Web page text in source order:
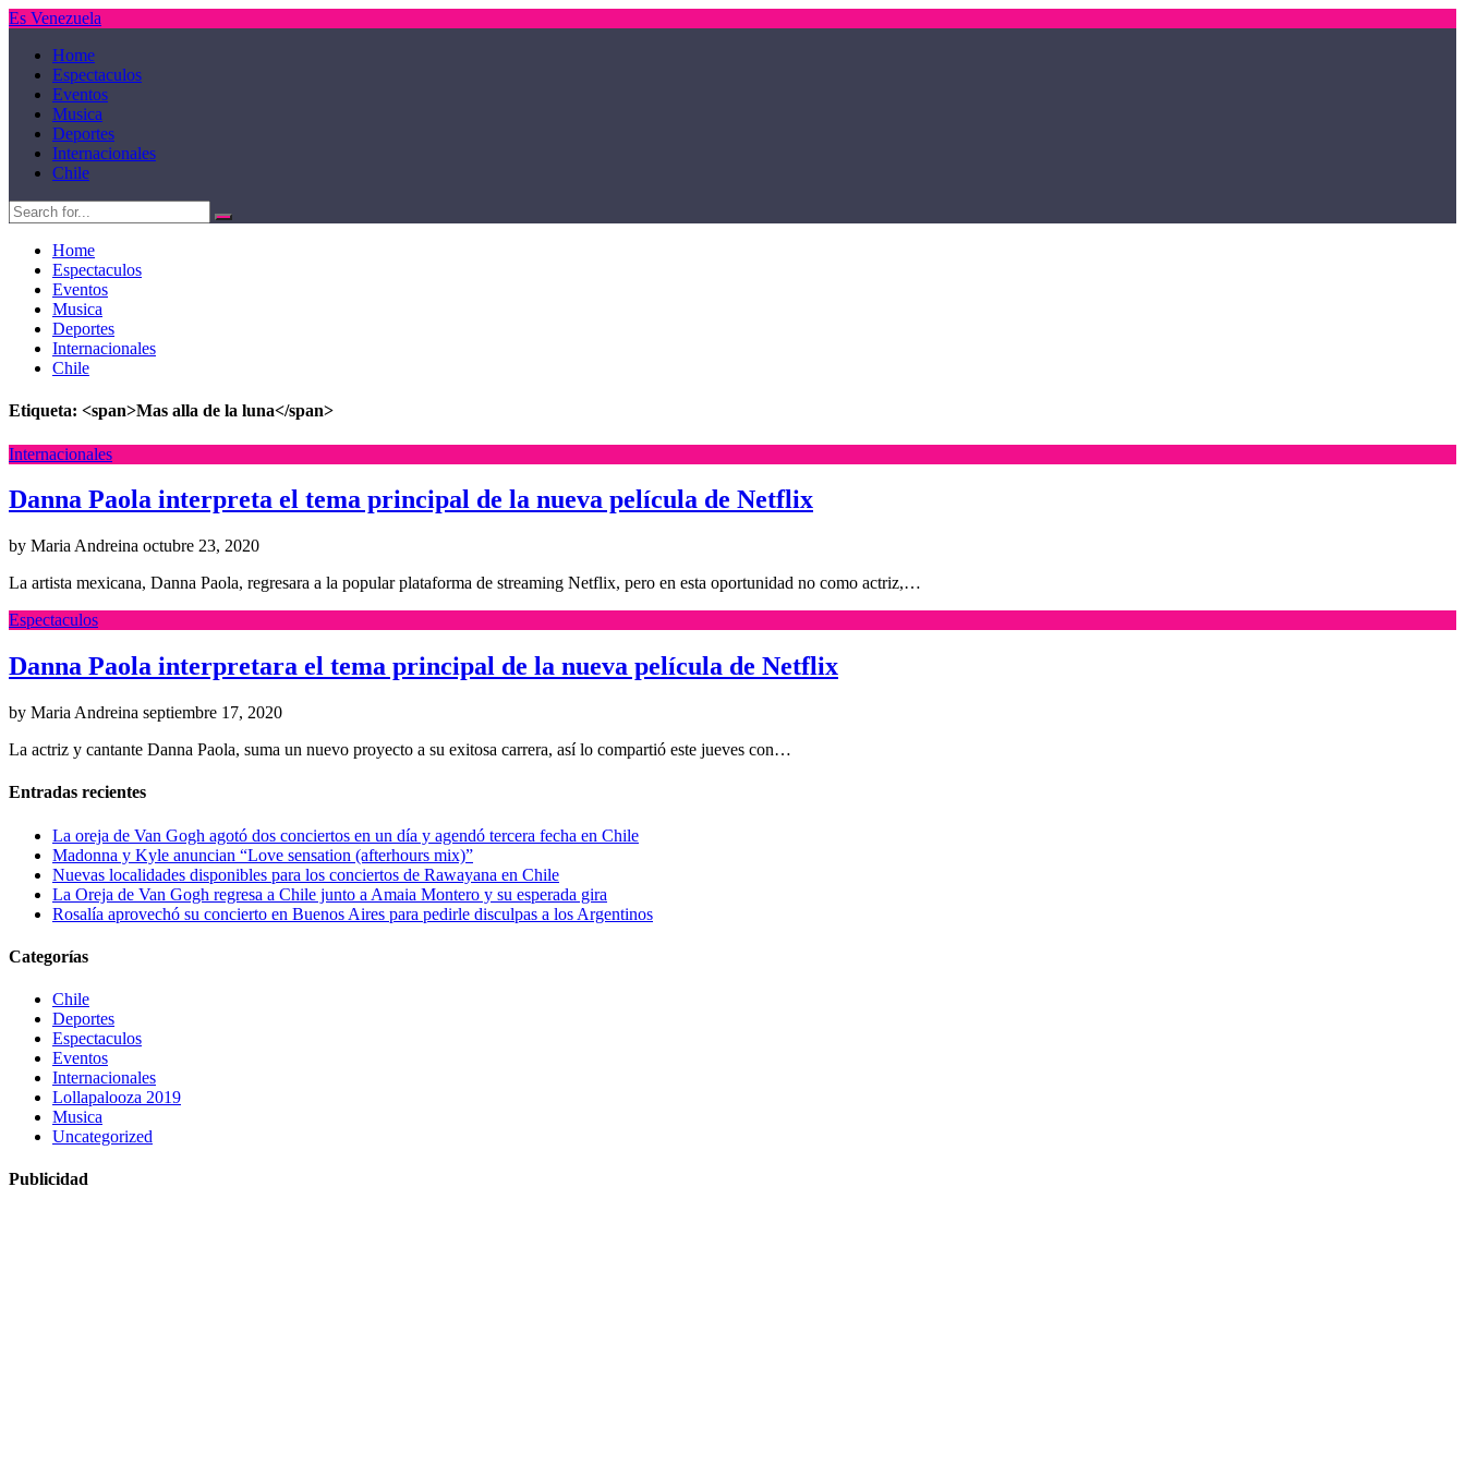
Es Venezuela
Home
Espectaculos
Eventos
Musica
Deportes
Internacionales
Chile
Home
Espectaculos
Eventos
Musica
Deportes
Internacionales
Chile
Etiqueta: <span>Mas alla de la luna</span>
Internacionales
Danna Paola interpreta el tema principal de la nueva película de Netflix
by Maria Andreina octubre 23, 2020
La artista mexicana, Danna Paola, regresara a la popular plataforma de streaming Netflix, pero en esta oportunidad no como actriz,…
Espectaculos
Danna Paola interpretara el tema principal de la nueva película de Netflix
by Maria Andreina septiembre 17, 2020
La actriz y cantante Danna Paola, suma un nuevo proyecto a su exitosa carrera, así lo compartió este jueves con…
Entradas recientes
La oreja de Van Gogh agotó dos conciertos en un día y agendó tercera fecha en Chile
Madonna y Kyle anuncian “Love sensation (afterhours mix)”
Nuevas localidades disponibles para los conciertos de Rawayana en Chile
La Oreja de Van Gogh regresa a Chile junto a Amaia Montero y su esperada gira
Rosalía aprovechó su concierto en Buenos Aires para pedirle disculpas a los Argentinos
Categorías
Chile
Deportes
Espectaculos
Eventos
Internacionales
Lollapalooza 2019
Musica
Uncategorized
Publicidad